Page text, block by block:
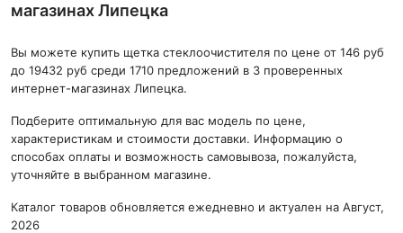
магазинах Липецка
Вы можете купить щетка стеклоочистителя по цене от 146 руб
до 19432 руб среди 1710 предложений в 3 проверенных
интернет-магазинах Липецка.
Подберите оптимальную для вас модель по цене,
характеристикам и стоимости доставки. Информацию о
способах оплаты и возможность самовывоза, пожалуйста,
уточняйте в выбранном магазине.
Каталог товаров обновляется ежедневно и актуален на Август,
2026